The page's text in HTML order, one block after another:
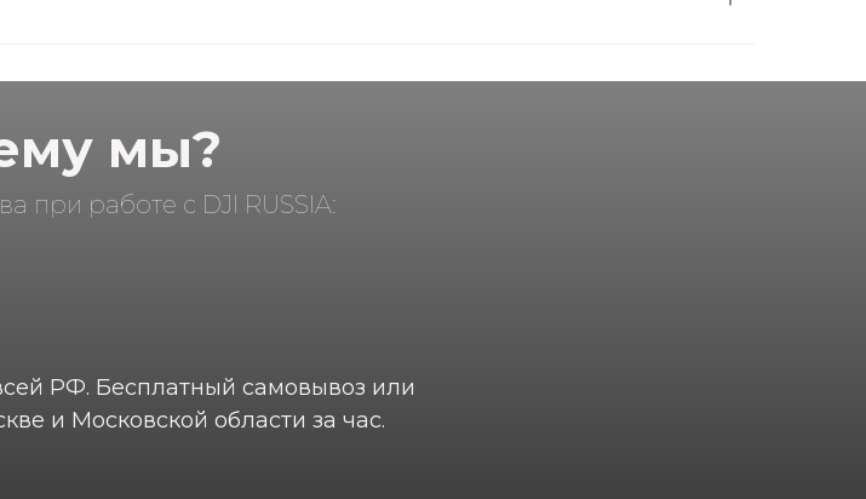
мы?
при работе с DJI RUSSIA:
РФ. Бесплатный самовывоз или
и Московской области за час.